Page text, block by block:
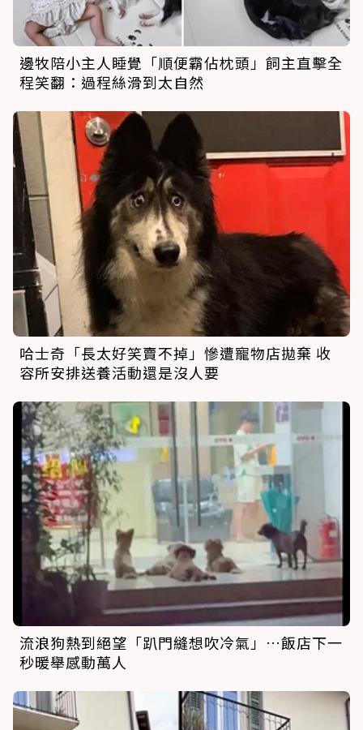
邊牧陪小主人睡覺「順便霸佔枕頭」飼主直擊全
程笑翻：過程絲滑到太自然
哈士奇「長太好笑賣不掉」慘遭寵物店拋棄 收
容所安排送養活動還是沒人要
流浪狗熱到絕望「趴門縫想吹冷氣」…飯店下一
秒暖舉感動萬人